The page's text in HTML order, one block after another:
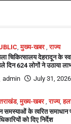
,मुख्य-खबर,राज्य
चिकित्सालय देहरादून के
दिन 624 लोगों ने उठाया
admin
July 31, 2026
,मुख्य-खबर ,राज्य,
समस्याओं के त्वरित समाधान
को दिए निर्देश